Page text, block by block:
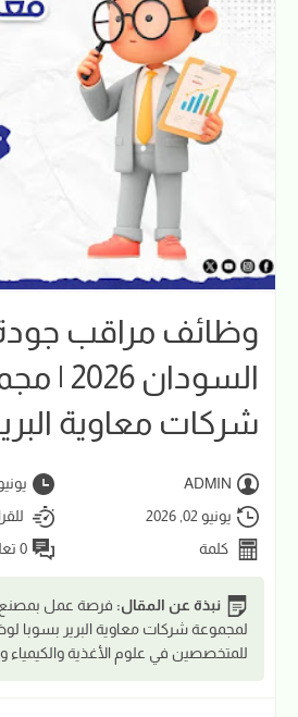
وظائف مراقب
السودان
شركات معاوية
ADMIN
يونيو 02,
يونيو 02, 2026
كلمة
0 تعليق
نبذة عن المقال: فرصة عمل بمصنع
لمجموعة شركات معاوية البرير بسوبا
للمتخصصين في علوم الأغذية والكيمياء